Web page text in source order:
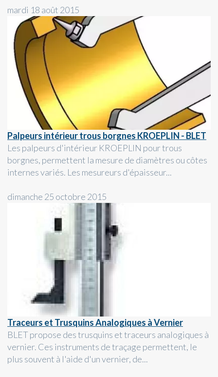
mardi 18 août 2015
Palpeurs intérieur trous borgnes KROEPLIN - BLET
Les palpeurs d'intérieur KROEPLIN pour trous
borgnes, permettent la mesure de diamètres ou côtes
internes variés. Les mesureurs d'épaisseur...
dimanche 25 octobre 2015
Traceurs et Trusquins Analogiques à Vernier
BLET propose des trusquins et traceurs analogiques à
vernier. Ces instruments de traçage permettent, le
plus souvent à l'aide d'un vernier, de...